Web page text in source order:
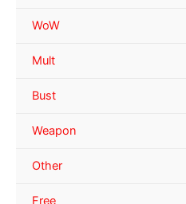
WoW
Mult
Bust
Weapon
Other
Free